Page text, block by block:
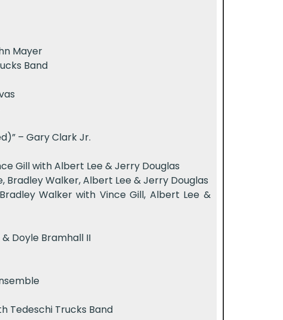
Mayer
Band
– Gary Clark Jr.
Gill with Albert Lee & Jerry Douglas
Bradley Walker, Albert Lee & Jerry Douglas
Walker with Vince Gill, Albert Lee &
Doyle Bramhall II
Tedeschi Trucks Band